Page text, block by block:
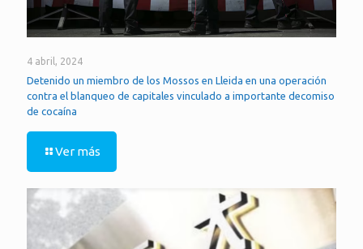
4 abril, 2024
Detenido un miembro de los Mossos en Lleida en una operación
contra el blanqueo de capitales vinculado a importante decomiso
de cocaína
Ver más